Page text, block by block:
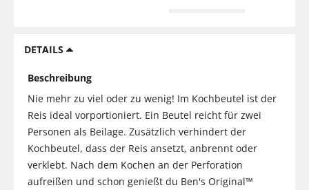
DETAILS
Beschreibung
Nie mehr zu viel oder zu wenig! Im Kochbeutel ist der
Reis ideal vorportioniert. Ein Beutel reicht für zwei
Personen als Beilage. Zusätzlich verhindert der
Kochbeutel, dass der Reis ansetzt, anbrennt oder
verklebt. Nach dem Kochen an der Perforation
aufreißen und schon genießt du Ben's Original™